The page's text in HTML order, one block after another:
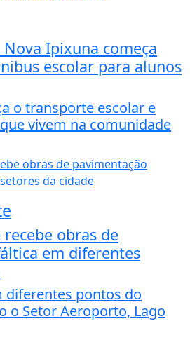
Ipixuna começa
escolar para alunos
o transporte escolar e
vivem na comunidade
obras de
em diferentes
diferentes pontos do
o Setor Aeroporto, Lago